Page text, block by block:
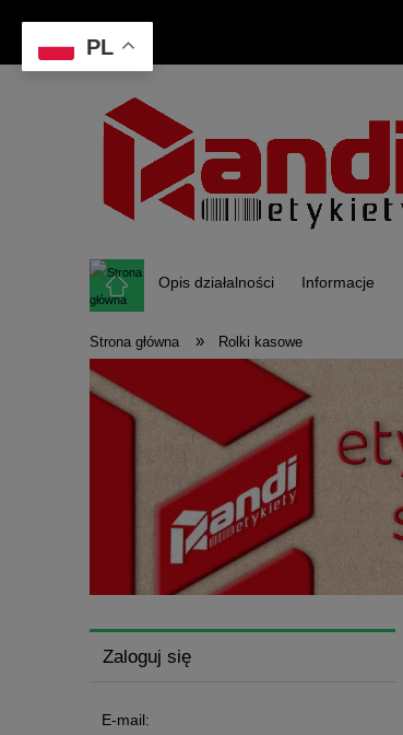
Opis działalności Informacje
Strona główna » Rolki kasowe
Zaloguj się
E-mail:
PL